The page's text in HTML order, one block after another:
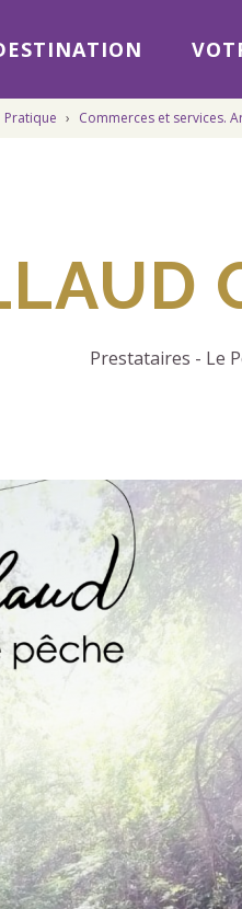
Pratique › Commerces et services.
Prestataires - Le